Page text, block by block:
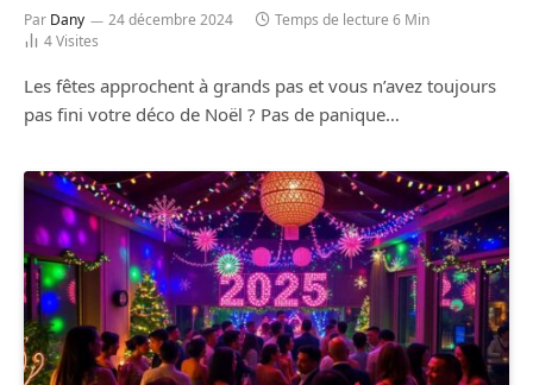
Par Dany 24 décembre 2024
Temps de lecture 6 Min
4Visites
Les fêtes approchent à grands pas et vous n’avez toujours
pas fini votre déco de Noël ? Pas de panique…